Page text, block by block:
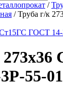
/
/ Труба г/к
55-